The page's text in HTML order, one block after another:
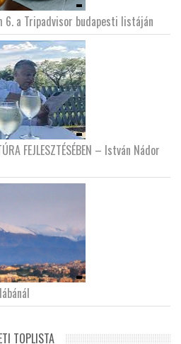
6. a Tripadvisor budapesti listáján
FEJLESZTÉSÉBEN – István Nádor
TOPLISTA